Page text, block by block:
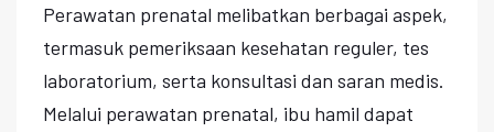
Perawatan prenatal melibatkan berbagai aspek,
termasuk pemeriksaan kesehatan reguler, tes
laboratorium, serta konsultasi dan saran medis.
Melalui perawatan prenatal, ibu hamil dapat